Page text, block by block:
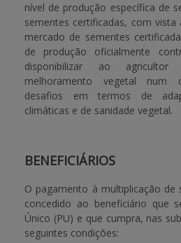
nível de produção específica de
sementes certificadas, com
mercado de sementes
de produção oficialmente
disponibilizar ao
melhoramento vegetal num
desafios em termos de
climáticas e de sanidade vegetal.
BENEFICIÁRIOS
O pagamento à multiplicação de
concedido ao beneficiário que
Único (PU) e que cumpra, nas
seguintes condições: